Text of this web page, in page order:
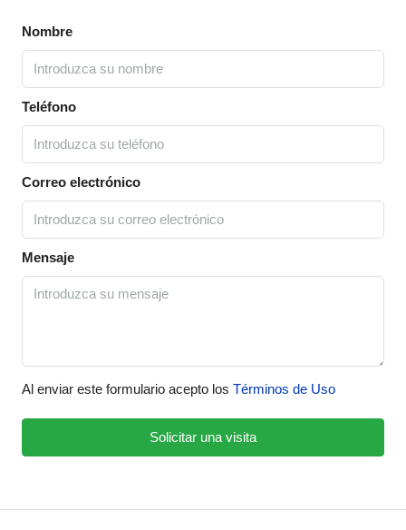
Nombre
Teléfono
Correo electrónico
Mensaje
Al enviar este formulario acepto los Términos de Uso
Solicitar una visita